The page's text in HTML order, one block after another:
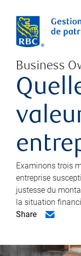
Business
Examinons trois
entreprise
justesse du
la situation
Share